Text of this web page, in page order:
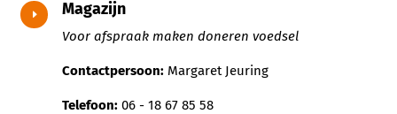
E Magazijn
Voor afspraak maken doneren voedsel
Contactpersoon:Margaret Jeuring
Telefoon: 06 - 18 67 85 58